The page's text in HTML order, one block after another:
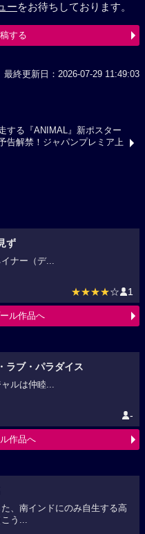
ーをお待ちしております。
する
最終更新日：2026-07-29 11:49:03
する『ANIMAL』新ポスター
告解禁！ジャパンプレミア上
ず
ナー（デ...
★★★★☆ 1
ル作品へ
ラブ・パラダイス
ルは仲睦...
-
作品へ
、南インドにのみ自生する高
う...